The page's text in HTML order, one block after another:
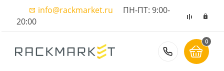
info@rackmarket.ru ПН-ПТ: 9:00-
20:00
8 (495)
0